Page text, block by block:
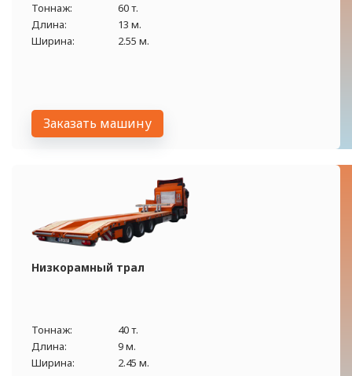
Тоннаж:
60 т.
Длина:
13 м.
Ширина:
2.55 м.
Заказать машину
Низкорамный трал
Тоннаж:
40 т.
Длина:
9 м.
Ширина:
2.45 м.